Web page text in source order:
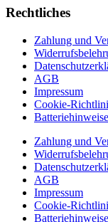
Rechtliches
Zahlung und
AGB
Impressum
Cookie-
Batteriehinweise
Zahlung und
AGB
Impressum
Cookie-
Batteriehinweise